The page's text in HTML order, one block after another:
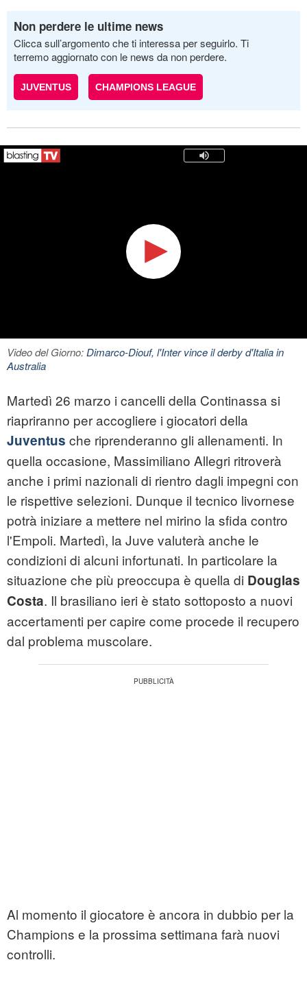
Non perdere le ultime news
Clicca sull’argomento che ti interessa per seguirlo. Ti
terremo aggiornato con le news da non perdere.
JUVENTUS CHAMPIONS LEAGUE
Video del Giorno:Dimarco-Diouf, l'Inter vince il derby d'Italia in
Australia
Martedì 26 marzo i cancelli della Continassa si
riapriranno per accogliere i giocatori della
Juventus che riprenderanno gli allenamenti. In
quella occasione, Massimiliano Allegri ritroverà
anche i primi nazionali di rientro dagli impegni con
le rispettive selezioni. Dunque il tecnico livornese
potrà iniziare a mettere nel mirino la sfida contro
l'Empoli. Martedì, la Juve valuterà anche le
condizioni di alcuni infortunati. In particolare la
situazione che più preoccupa è quella di Douglas
Costa. Il brasiliano ieri è stato sottoposto a nuovi
accertamenti per capire come procede il recupero
dal problema muscolare.
Al momento il giocatore è ancora in dubbio per la
Champions e la prossima settimana farà nuovi
controlli.